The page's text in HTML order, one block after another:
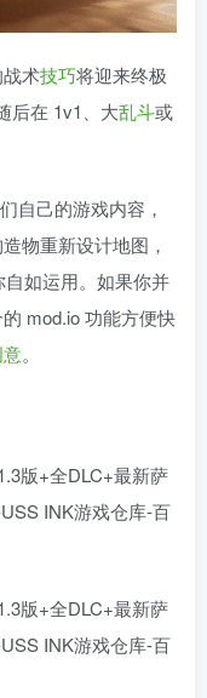
术技巧将迎来终极
后在 1v1、大乱斗或
自己的游戏内容，
物重新设计地图，
自如运用。如果你并
mod.io 功能方便快
。